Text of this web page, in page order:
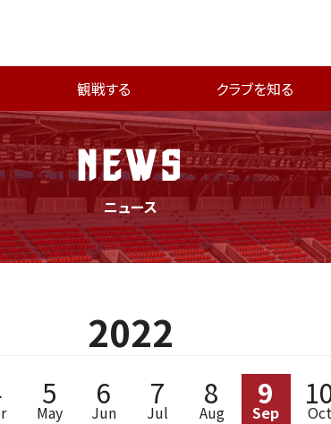
観戦する クラブを知る
NEWS
ニュース
2022
5
May
6
Jun
7
Jul
8
Aug
9
Sep Oct